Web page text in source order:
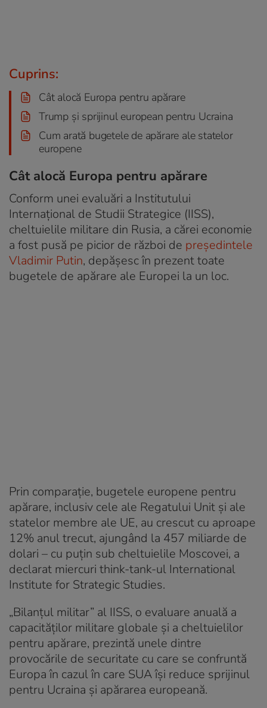
Cuprins:
Cât alocă Europa pentru apărare
Trump și sprijinul european pentru Ucraina
Cum arată bugetele de apărare ale statelor
europene
Cât alocă Europa pentru apărare
Conform unei evaluări a Institutului
Internațional de Studii Strategice (IISS),
cheltuielile militare din Rusia, a cărei economie
a fost pusă pe picior de război de președintele
Vladimir Putin, depășesc în prezent toate
bugetele de apărare ale Europei la un loc.
Prin comparație, bugetele europene pentru
apărare, inclusiv cele ale Regatului Unit și ale
statelor membre ale UE, au crescut cu aproape
12% anul trecut, ajungând la 457 miliarde de
dolari – cu puțin sub cheltuielile Moscovei, a
declarat miercuri think-tank-ul International
Institute for Strategic Studies.
„Bilanțul militar” al IISS, o evaluare anuală a
capacităților militare globale și a cheltuielilor
pentru apărare, prezintă unele dintre
provocările de securitate cu care se confruntă
Europa în cazul în care SUA își reduce sprijinul
pentru Ucraina și apărarea europeană.